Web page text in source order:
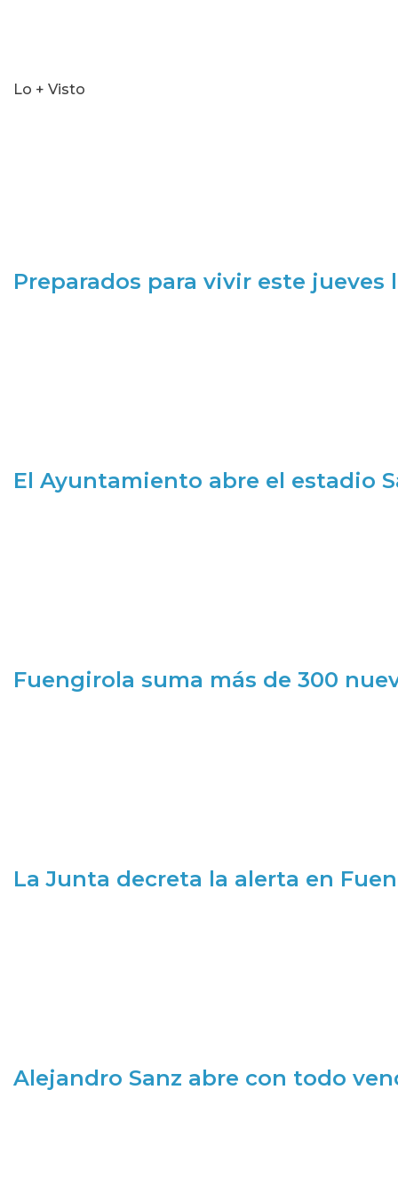
Lo + Visto
Preparados para vivir este jueves
El Ayuntamiento abre el estadio
Fuengirola suma más de 300
La Junta decreta la alerta en
Alejandro Sanz abre con todo